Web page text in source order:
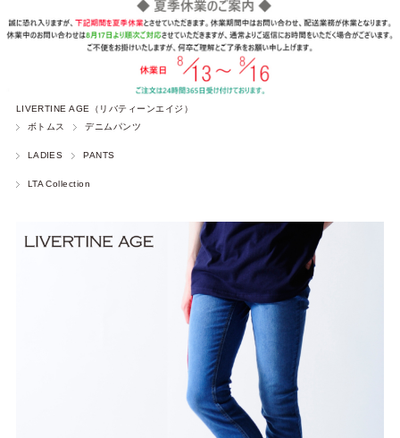
LIVERTINE AGE（リバティーンエイジ）
ボトムス
デニムパンツ
LADIES PANTS
LTA Collection